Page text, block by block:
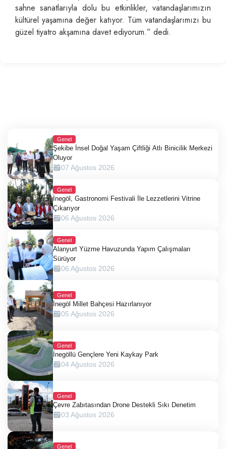
sahne sanatlarıyla dolu bu etkinlikler, vatandaşlarımızın
kültürel yaşamına değer katıyor. Tüm vatandaşlarımızı bu
güzel tiyatro akşamına davet ediyorum.” dedi.
Genel
Şekibe İnsel Doğal Yaşam Çiftliği Atlı Binicilik Merkezi
Oluyor
07 Ağustos 2026
Genel
İnegöl, Gastronomi Festivali İle Lezzetlerini Vitrine
Çıkarıyor
06 Ağustos 2026
Genel
Alanyurt Yüzme Havuzunda Yapım Çalışmaları
Sürüyor
06 Ağustos 2026
Genel
İnegöl Millet Bahçesi Hazırlanıyor
05 Ağustos 2026
Genel
İnegöllü Gençlere Yeni Kaykay Park
04 Ağustos 2026
Genel
Çevre Zabıtasından Drone Destekli Sıkı Denetim
03 Ağustos 2026
Genel